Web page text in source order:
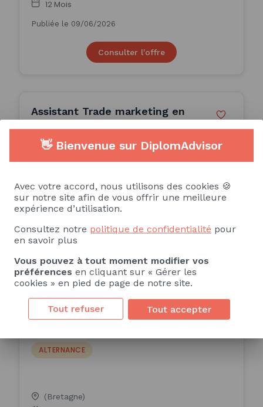
12 Mois
Publiée le 09/06/2026
Consulter l'offre
Assistant Trade marketing en
ALTERNANCE
(Île-de-France)
24 Mois
Publiée le 06/06/2026
Consulter l'offre
Assistant Trade marketing en
ALTERNANCE
(Bretagne)
👋 Bienvenue sur DiplomAdvisor
Avec votre accord, nous utilisons des cookies 🍪
sur notre site afin de vous offrir une meilleure
expérience d’utilisation.
Consultez notre politique de confidentialité pour
en savoir plus
Vous pouvez à tout moment modifier vos
préférences en cliquant sur « Gérer les
cookies » en pied de page de notre site.
Tout refuser Tout accepter